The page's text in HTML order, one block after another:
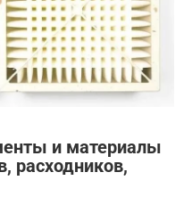
и материалы
расходников,